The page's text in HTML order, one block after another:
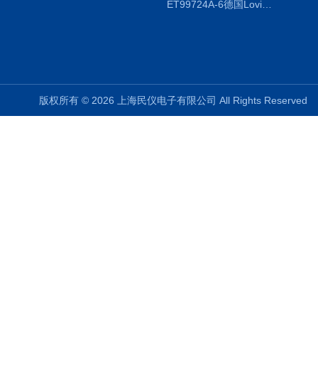
ET99724A-6德国Lovibond ET99724A-6微电脑BOD测定仪
版权所有 © 2026 上海民仪电子有限公司 All Rights